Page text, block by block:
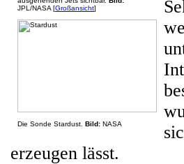
JPL/NASA [Großansicht]
Die Sonde Stardust. Bild: NASA
erzeugen lässt.